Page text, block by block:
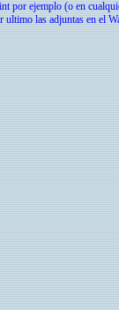
por ejemplo (o en
ultimo las adjuntas en el